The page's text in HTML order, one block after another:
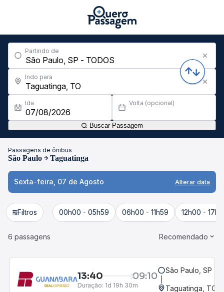
Partindo de
Indo para
Ida Volta (opcional)
Buscar Passagem
Passagens de ônibus
São Paulo Taguatinga
Sexta-feira, 07 de Agosto Alterar data
Filtros 00h00 - 05h59 06h00 - 11h59 12h00 -
6 passagens Recomendado
13:40 09:10
Duração: 1d 19h 30m
São Paulo, SP -
Taguatinga, TO